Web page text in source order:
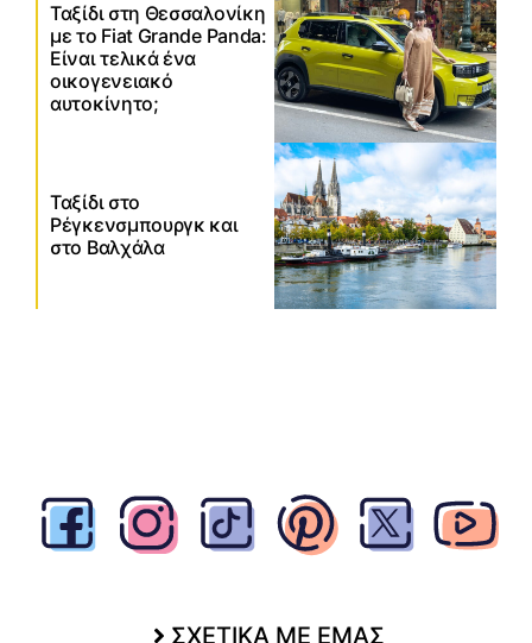
Ταξίδι στη Θεσσαλονίκη
με το Fiat Grande Panda:
Είναι τελικά ένα
οικογενειακό
αυτοκίνητο;
Ταξίδι στο
Ρέγκενσμπουργκ και
στο Βαλχάλα
ΣΧΕΤΙΚΑ ΜΕ ΕΜΑΣ